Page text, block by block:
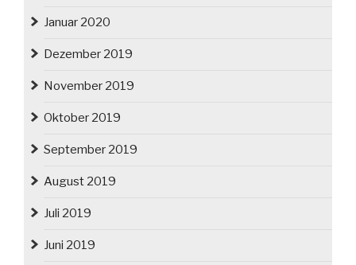
Januar 2020
Dezember 2019
November 2019
Oktober 2019
September 2019
August 2019
Juli 2019
Juni 2019